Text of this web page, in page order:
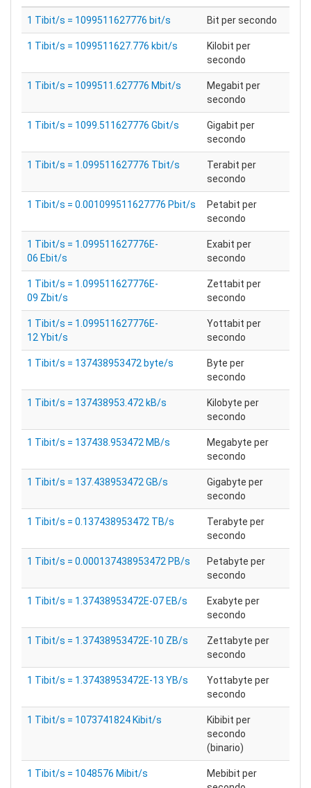
1 Tibit/s = 1099511627776 bit/s Bit per secondo
1 Tibit/s = 1099511627.776 kbit/s
Kilobit per
secondo
1 Tibit/s = 1099511.627776 Mbit/s
Megabit per
secondo
1 Tibit/s = 1099.511627776 Gbit/s
Gigabit per
secondo
1 Tibit/s = 1.099511627776 Tbit/s
Terabit per
secondo
1 Tibit/s = 0.001099511627776 Pbit/s
Petabit per
secondo
1 Tibit/s = 1.099511627776E-
06 Ebit/s
Exabit per
secondo
1 Tibit/s = 1.099511627776E-
09 Zbit/s
Zettabit per
secondo
1 Tibit/s = 1.099511627776E-
12 Ybit/s
Yottabit per
secondo
1 Tibit/s = 137438953472 byte/s
Byte per
secondo
1 Tibit/s = 137438953.472 kB/s
Kilobyte per
secondo
1 Tibit/s = 137438.953472 MB/s
Megabyte per
secondo
1 Tibit/s = 137.438953472 GB/s
Gigabyte per
secondo
1 Tibit/s = 0.137438953472 TB/s
Terabyte per
secondo
1 Tibit/s = 0.000137438953472 PB/s
Petabyte per
secondo
1 Tibit/s = 1.37438953472E-07 EB/s
Exabyte per
secondo
1 Tibit/s = 1.37438953472E-10 ZB/s
Zettabyte per
secondo
1 Tibit/s = 1.37438953472E-13 YB/s
Yottabyte per
secondo
1 Tibit/s = 1073741824 Kibit/s
Kibibit per
secondo
(binario)
1 Tibit/s = 1048576 Mibit/s
Mebibit per